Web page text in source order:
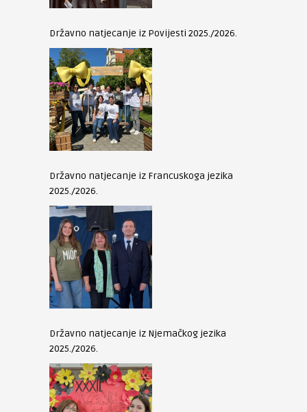
Državno natjecanje iz Povijesti 2025./2026.
Državno natjecanje iz Francuskoga jezika
2025./2026.
Državno natjecanje iz Njemačkog jezika
2025./2026.